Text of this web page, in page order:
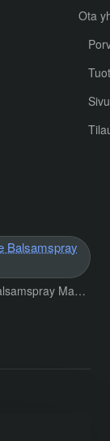
Ota
BRUNS Products Nr18 Exciting Tangerine Balsamspray Mandariini Hoitoainespray 200ml